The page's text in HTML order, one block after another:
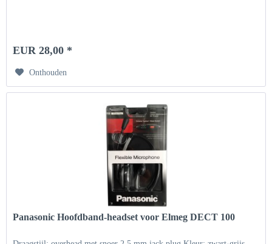
EUR 28,00 *
Onthouden
Panasonic Hoofdband-headset voor Elmeg DECT 100